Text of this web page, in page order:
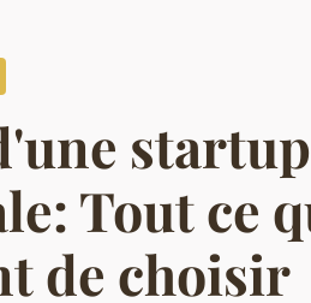
Tout ce
de choisir